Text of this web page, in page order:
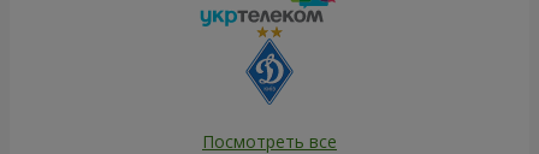
Посмотреть все